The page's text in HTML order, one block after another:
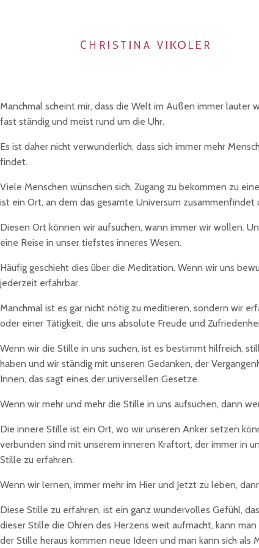
Manchmal scheint mir, dass die Welt im Außen immer lauter
fast ständig und meist rund um die Uhr.
Es ist daher nicht verwunderlich, dass sich immer mehr
findet.
Viele Menschen wünschen sich, Zugang zu bekommen zu
ist ein Ort, an dem das gesamte Universum
Diesen Ort können wir aufsuchen, wann immer wir wollen.
eine Reise in unser tiefstes inneres Wesen.
Häufig geschieht dies über die Meditation. Wenn wir uns
jederzeit erfahrbar.
Manchmal ist es gar nicht nötig zu meditieren, sondern wir
oder einer Tätigkeit, die uns absolute Freude und
Wenn wir die Stille in uns suchen, ist es bestimmt hilfreich,
haben und wir ständig mit unseren Gedanken, der
Innen, das sagt eines der universellen Gesetze.
Wenn wir mehr und mehr die Stille in uns aufsuchen, dann
Die innere Stille ist ein Ort, wo wir unseren Anker setzen
verbunden sind mit unserem inneren Kraftort, der immer in
Stille zu erfahren.
Wenn wir lernen, immer mehr im Hier und Jetzt zu leben,
Diese Stille zu erfahren, ist ein ganz wundervolles Gefühl,
dieser Stille die Ohren des Herzens weit aufmacht, kann
der Stille heraus kommen neue Ideen und man kann sich als